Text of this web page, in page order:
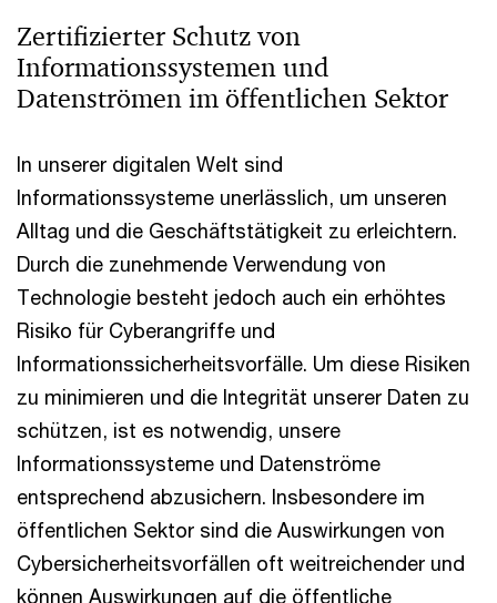
Zertifizierter Schutz von
Informationssystemen und
Datenströmen im öffentlichen Sektor
In unserer digitalen Welt sind
Informationssysteme unerlässlich, um unseren
Alltag und die Geschäftstätigkeit zu erleichtern.
Durch die zunehmende Verwendung von
Technologie besteht jedoch auch ein erhöhtes
Risiko für Cyberangriffe und
Informationssicherheitsvorfälle. Um diese Risiken
zu minimieren und die Integrität unserer Daten zu
schützen, ist es notwendig, unsere
Informationssysteme und Datenströme
entsprechend abzusichern. Insbesondere im
öffentlichen Sektor sind die Auswirkungen von
Cybersicherheitsvorfällen oft weitreichender und
können Auswirkungen auf die öffentliche